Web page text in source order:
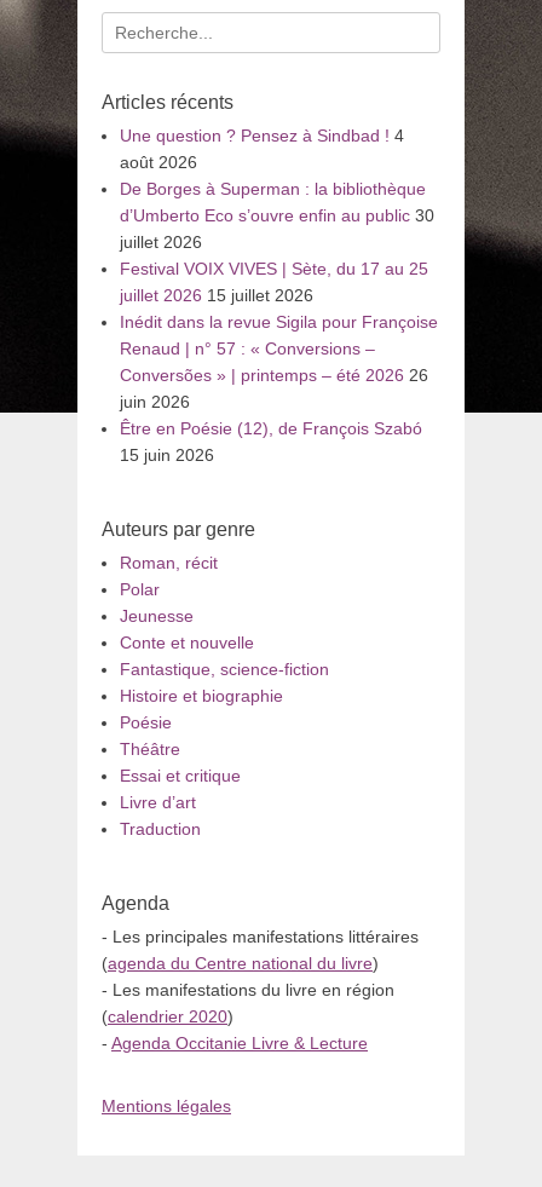
Recherche
pour
Articles récents
Une question ? Pensez à Sindbad ! 4
août 2026
De Borges à Superman : la bibliothèque
d’Umberto Eco s’ouvre enfin au public 30
juillet 2026
Festival VOIX VIVES | Sète, du 17 au 25
juillet 2026 15 juillet 2026
Inédit dans la revue Sigila pour Françoise
Renaud | n° 57 : « Conversions –
Conversões » | printemps – été 2026 26
juin 2026
Être en Poésie (12), de François Szabó
15 juin 2026
Auteurs par genre
Roman, récit
Polar
Jeunesse
Conte et nouvelle
Fantastique, science-fiction
Histoire et biographie
Poésie
Théâtre
Essai et critique
Livre d’art
Traduction
Agenda
- Les principales manifestations littéraires
(agenda du Centre national du livre)
- Les manifestations du livre en région
(calendrier 2020)
- Agenda Occitanie Livre & Lecture
Mentions légales